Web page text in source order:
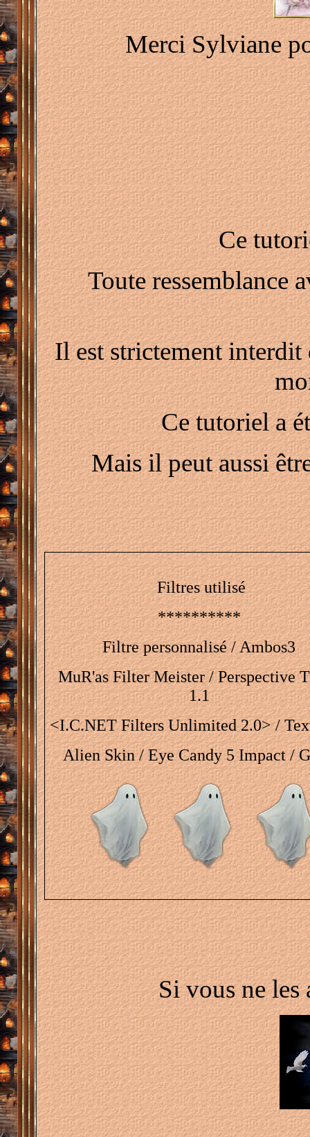
Merci Sylviane
Ce
Toute ressemblance
Il est strictement interdit
Ce tutoriel a
Mais il peut aussi
Filtres utilisé
**********
Filtre personnalisé / Ambos3
MuR'as Filter Meister / Perspective
1.1
<I.C.NET Filters Unlimited 2.0> /
Alien Skin / Eye Candy 5 Impact /
Si vous ne les